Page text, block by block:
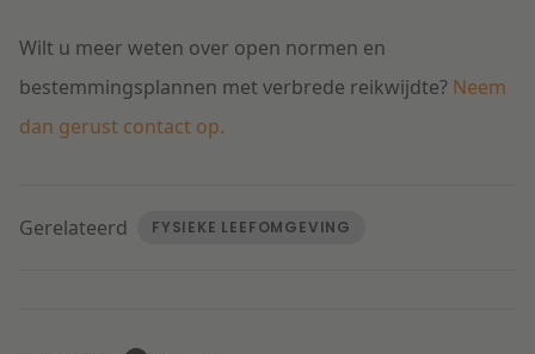
Wilt u meer weten over open normen en
bestemmingsplannen met verbrede reikwijdte? Neem
dan gerust contact op.
Gerelateerd FYSIEKE LEEFOMGEVING